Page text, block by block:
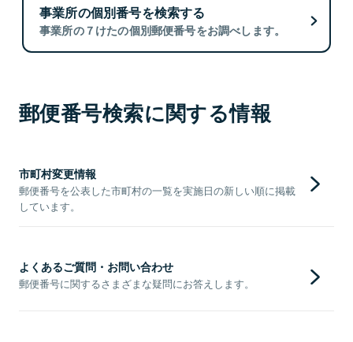
事業所の個別番号を検索する
事業所の７けたの個別郵便番号をお調べします。
郵便番号検索に関する情報
市町村変更情報
郵便番号を公表した市町村の一覧を実施日の新しい順に掲載
しています。
よくあるご質問・お問い合わせ
郵便番号に関するさまざまな疑問にお答えします。